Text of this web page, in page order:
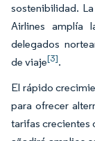
sostenibilidad.
Airlines amplía
delegados
de viaje[3].
El rápido
para ofrecer
tarifas crecientes